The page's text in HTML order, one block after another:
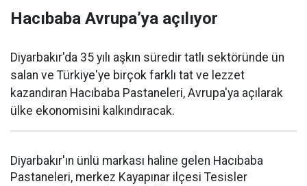
Hacıbaba Avrupa’ya açılıyor
Diyarbakır'da 35 yılı aşkın süredir tatlı sektöründe ün
salan ve Türkiye'ye birçok farklı tat ve lezzet
kazandıran Hacıbaba Pastaneleri, Avrupa'ya açılarak
ülke ekonomisini kalkındıracak.
Diyarbakır'ın ünlü markası haline gelen Hacıbaba
Pastaneleri, merkez Kayapınar ilçesi Tesisler